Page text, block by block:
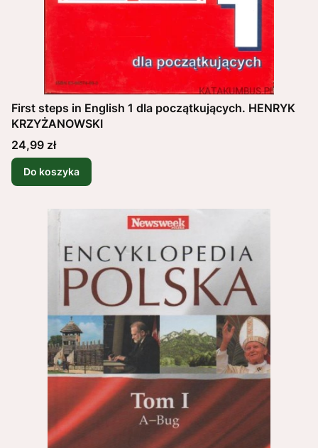
First steps in English 1 dla początkujących. HENRYK
KRZYŻANOWSKI
Cena
24,99 zł
Do koszyka